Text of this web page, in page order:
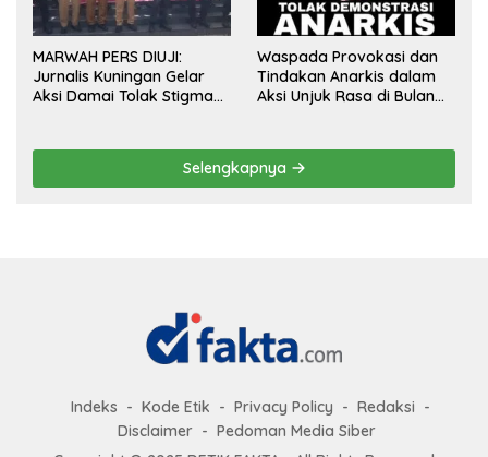
MARWAH PERS DIUJI:
Jurnalis Kuningan Gelar
Aksi Damai Tolak Stigma
Wartawan
Waspada Provokasi dan
Tindakan Anarkis dalam
Aksi Unjuk Rasa di Bulan
Selengkapnya
Indeks Kode Etik Privacy Policy
Redaksi
Disclaimer
Pedoman Media Siber